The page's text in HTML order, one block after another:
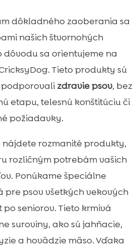
dôkladného zaoberania sa
našich štvornohých
dôvodu sa orientujeme na
Tieto produkty sú
zdravie psov, bez
etapu, telesnú konštitúciu či
požiadavky.
nájdete rozmanité produkty,
rozličným potrebám vašich
Ponúkame špeciálne
pre psov všetkých vekových
seniorov. Tieto krmivá
suroviny, ako sú jahňacie,
a hovädzie mäso. Vďaka